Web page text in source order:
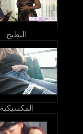
البطيخ
المكسيكية